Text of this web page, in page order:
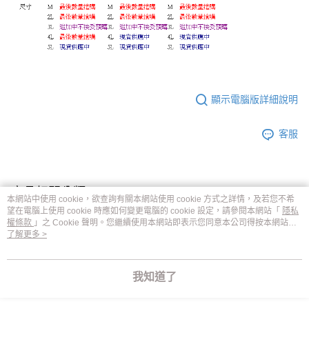
顯示電腦版詳細說明
客服
商品相關分類 (1)
親膚．內睡衣褲 好穿內衣
喜歡這個商品嗎？購買後給他一個好評吧
本網站中使用 cookie，欲查詢有關本網站使用 cookie 方式之詳情，及若您不希
望在電腦上使用 cookie 時應如何變更電腦的 cookie 設定，請參閱本網站「 隱私
權條款 」之 Cookie 聲明。您繼續使用本網站即表示您同意本公司得按本網站使
用條款之 Cookie 聲明使用 cookie。
了解更多 >
我知道了